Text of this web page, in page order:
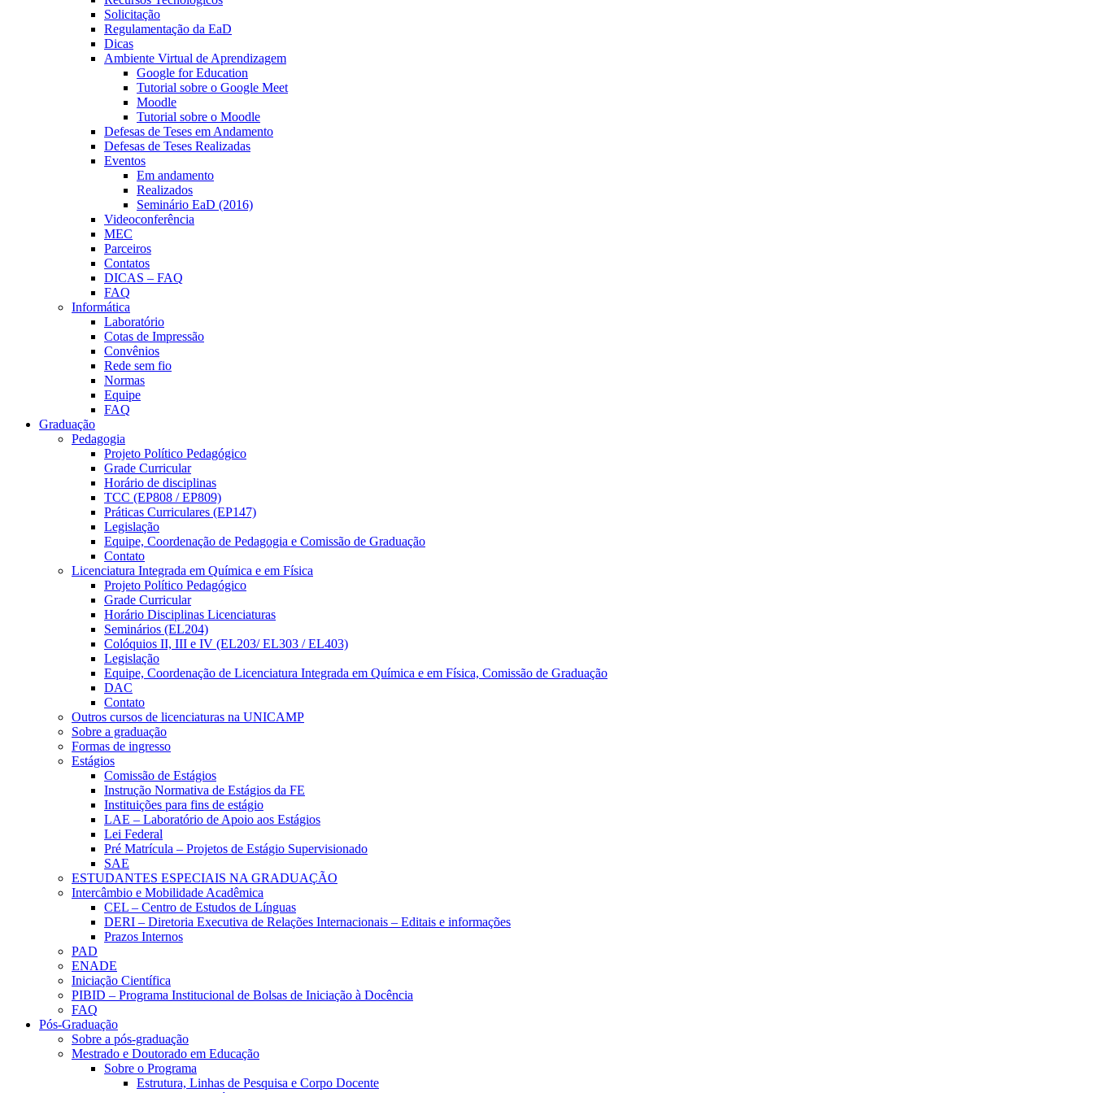
Solicitação
Regulamentação da EaD
Dicas
Ambiente Virtual de Aprendizagem
Google for Education
Tutorial sobre o Google Meet
Moodle
Tutorial sobre o Moodle
Defesas de Teses em Andamento
Defesas de Teses Realizadas
Eventos
Em andamento
Realizados
Seminário EaD (2016)
Videoconferência
MEC
Parceiros
Contatos
DICAS – FAQ
FAQ
Informática
Laboratório
Cotas de Impressão
Convênios
Rede sem fio
Normas
Equipe
FAQ
Graduação
Pedagogia
Projeto Político Pedagógico
Grade Curricular
Horário de disciplinas
TCC (EP808 / EP809)
Práticas Curriculares (EP147)
Legislação
Equipe, Coordenação de Pedagogia e Comissão de Graduação
Contato
Licenciatura Integrada em Química e em Física
Projeto Político Pedagógico
Grade Curricular
Horário Disciplinas Licenciaturas
Seminários (EL204)
Colóquios II, III e IV (EL203/ EL303 / EL403)
Legislação
Equipe, Coordenação de Licenciatura Integrada em Química e em Física, Comissão de Graduação
DAC
Contato
Outros cursos de licenciaturas na UNICAMP
Sobre a graduação
Formas de ingresso
Estágios
Comissão de Estágios
Instrução Normativa de Estágios da FE
Instituições para fins de estágio
LAE – Laboratório de Apoio aos Estágios
Lei Federal
Pré Matrícula – Projetos de Estágio Supervisionado
SAE
ESTUDANTES ESPECIAIS NA GRADUAÇÃO
Intercâmbio e Mobilidade Acadêmica
CEL – Centro de Estudos de Línguas
DERI – Diretoria Executiva de Relações Internacionais – Editais e informações
Prazos Internos
PAD
ENADE
Iniciação Científica
PIBID – Programa Institucional de Bolsas de Iniciação à Docência
FAQ
Pós-Graduação
Sobre a pós-graduação
Mestrado e Doutorado em Educação
Sobre o Programa
Estrutura, Linhas de Pesquisa e Corpo Docente